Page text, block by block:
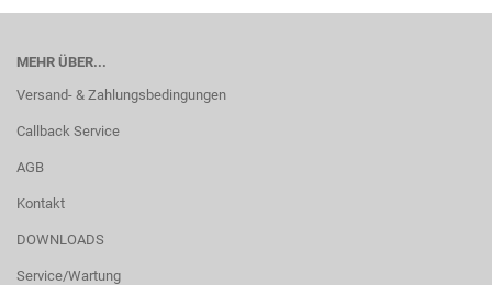
MEHR ÜBER...
Versand- & Zahlungsbedingungen
Callback Service
AGB
Kontakt
DOWNLOADS
Service/Wartung